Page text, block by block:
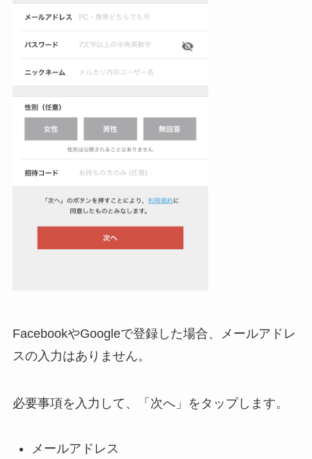
FacebookやGoogleで登録した場合、メールアドレ
スの入力はありません。
必要事項を入力して、「次へ」をタップします。
メールアドレス